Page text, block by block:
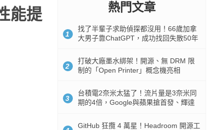
能提
熱門文章
1
找了半輩子求助偵探都沒用！66歲加拿
大男子靠ChatGPT，成功找回失散50年
2
打破大廠墨水綁架！開源、無 DRM 限
制的「Open Printer」概念機亮相
3
台積電2奈米太猛了！流片量是3奈米同
期的4倍，Google與蘋果搶首發、輝達
GitHub 狂攬 4 萬星！Headroom 開源工